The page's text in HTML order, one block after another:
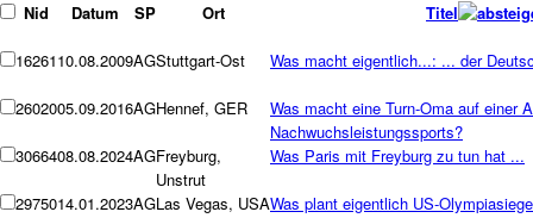
Nid Datum SP Ort Titel
1626110.08.2009AGStuttgart-Ost Was macht eigentlich...: ... der
2602005.09.2016AGHennef, GER
Was macht eine Turn-Oma auf einer
Nachwuchsleistungssports?
3066408.08.2024AGFreyburg,
Unstrut
Was Paris mit Freyburg zu tun hat ...
2975014.01.2023AGLas Vegas, USAWas plant eigentlich US-